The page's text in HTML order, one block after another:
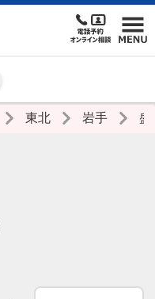
東北 岩手